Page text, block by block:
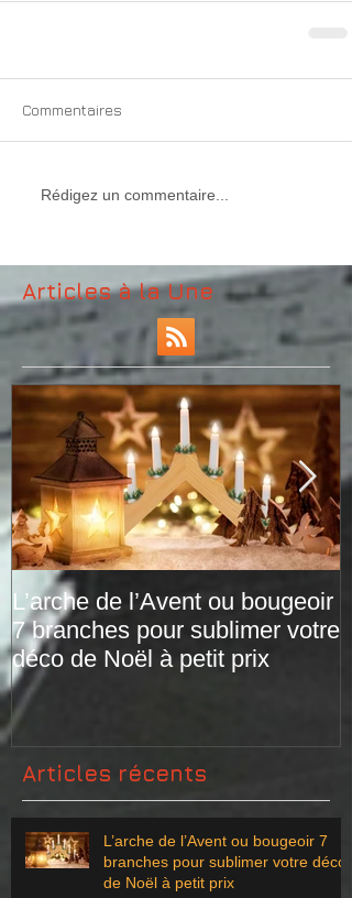
Commentaires
Rédigez un commentaire...
Articles à la Une
L’arche de l’Avent ou bougeoir
7 branches pour sublimer votre
déco de Noël à petit prix
Articles récents
L’arche de l’Avent ou bougeoir 7
branches pour sublimer votre déco
de Noël à petit prix